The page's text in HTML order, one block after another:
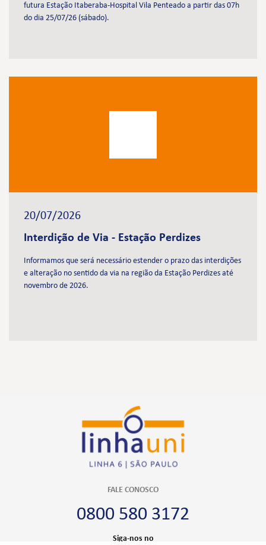
futura Estação Itaberaba-Hospital Vila Penteado a partir das 07h
do dia 25/07/26 (sábado).
20/07/2026
Interdição de Via - Estação Perdizes
Informamos que será necessário estender o prazo das interdições
e alteração no sentido da via na região da Estação Perdizes até
novembro de 2026.
FALE CONOSCO
0800 580 3172
Siga-nos no